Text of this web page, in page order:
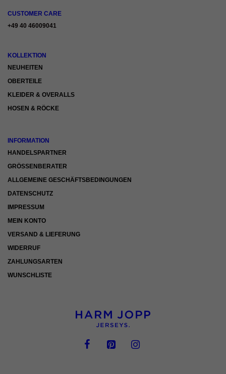
CUSTOMER CARE
+49 40 46009041
KOLLEKTION
NEUHEITEN
OBERTEILE
KLEIDER & OVERALLS
HOSEN & RÖCKE
INFORMATION
HANDELSPARTNER
GRÖSSENBERATER
ALLGEMEINE GESCHÄFTSBEDINGUNGEN
DATENSCHUTZ
IMPRESSUM
MEIN KONTO
VERSAND & LIEFERUNG
WIDERRUF
ZAHLUNGSARTEN
WUNSCHLISTE